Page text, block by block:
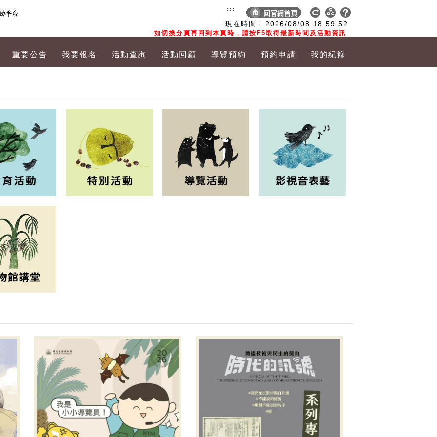
現在時間 : 2026/08/08 18:59:53
如切換分頁再回到本頁時，請按F5取得最新時間及活動資訊
:::
重要公告 我要報名 活動查詢 活動回顧 導覽預約 預約申請 我的紀錄